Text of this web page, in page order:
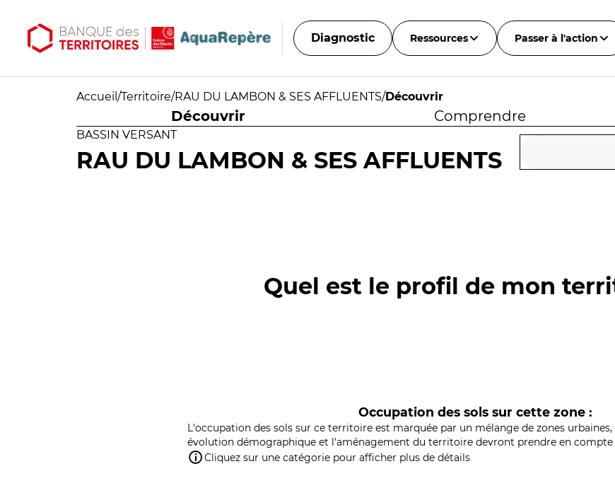
Diagnostic Ressources Passer à l'action
Accueil /Territoire/RAU DU LAMBON & SES AFFLUENTS/Découvrir
Découvrir Comprendre
BASSIN VERSANT
RAU DU LAMBON & SES AFFLUENTS
Quel est le profil de mon
Occupation des sols sur cette zone :
L'occupation des sols sur ce territoire est marquée par un mélange de zones
évolution démographique et l'aménagement du territoire devront prendre en compte
Cliquez sur une catégorie pour afficher plus de détails